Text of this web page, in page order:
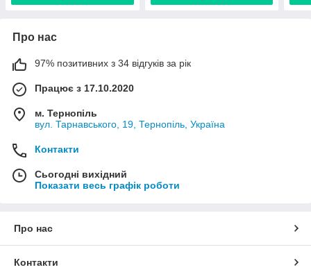
Про нас
97% позитивних з 34 відгуків за рік
Працює з 17.10.2020
м. Тернопіль
вул. Тарнавського, 19, Тернопіль, Україна
Контакти
Сьогодні вихідний
Показати весь графік роботи
Про нас
Контакти